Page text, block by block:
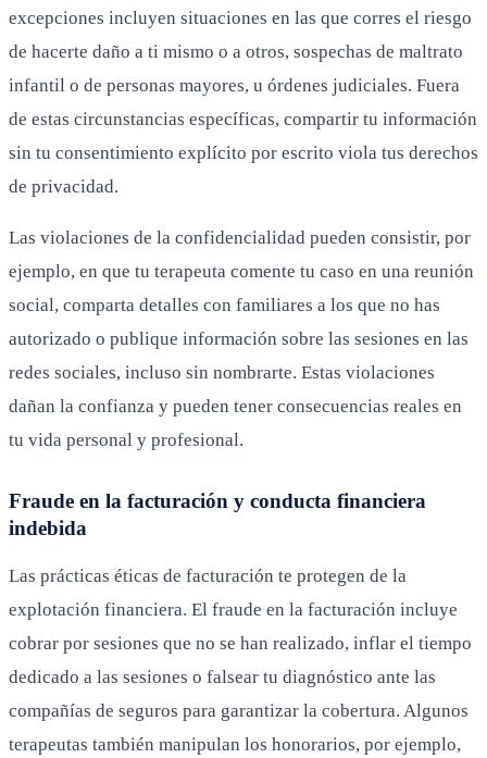
excepciones incluyen situaciones en las que corres el riesgo
de hacerte daño a ti mismo o a otros, sospechas de maltrato
infantil o de personas mayores, u órdenes judiciales. Fuera
de estas circunstancias específicas, compartir tu información
sin tu consentimiento explícito por escrito viola tus derechos
de privacidad.
Las violaciones de la confidencialidad pueden consistir, por
ejemplo, en que tu terapeuta comente tu caso en una reunión
social, comparta detalles con familiares a los que no has
autorizado o publique información sobre las sesiones en las
redes sociales, incluso sin nombrarte. Estas violaciones
dañan la confianza y pueden tener consecuencias reales en
tu vida personal y profesional.
Fraude en la facturación y conducta financiera
indebida
Las prácticas éticas de facturación te protegen de la
explotación financiera. El fraude en la facturación incluye
cobrar por sesiones que no se han realizado, inflar el tiempo
dedicado a las sesiones o falsear tu diagnóstico ante las
compañías de seguros para garantizar la cobertura. Algunos
terapeutas también manipulan los honorarios, por ejemplo,